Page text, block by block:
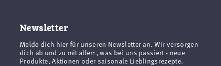
Newsletter
Melde dich hier für unseren Newsletter an. Wir versorgen
dich ab und zu mit allem, was bei uns passiert - neue
Produkte, Aktionen oder saisonale Lieblingsrezepte.